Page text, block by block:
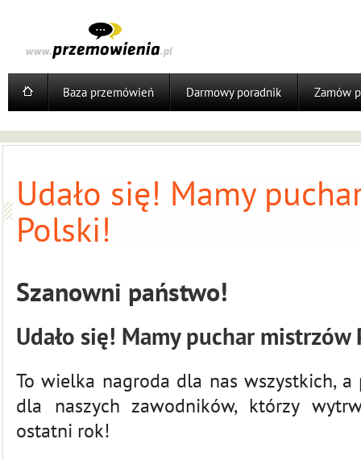
Baza przemówień Darmowy poradnik Zamów
Udało się! Mamy
Polski!
Szanowni państwo!
Udało się! Mamy puchar mistrzów
To wielka nagroda dla nas wszystkich,
dla naszych zawodników, którzy
ostatni rok!